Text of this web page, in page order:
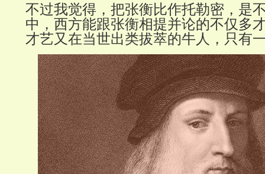
不过我觉得，把张衡比作托勒密，是
中，西方能跟张衡相提并论的不仅多
才艺又在当世出类拔萃的牛人，只有